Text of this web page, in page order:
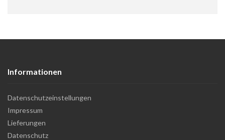
Informationen
Datenschutzeinstellungen
Impressum
Lieferungen
Datenschutz